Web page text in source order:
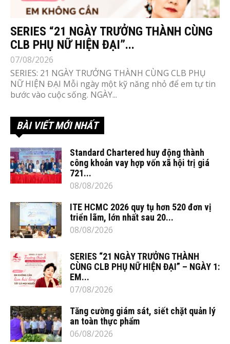
SERIES “21 NGÀY TRƯỞNG THÀNH CÙNG
CLB PHỤ NỮ HIỆN ĐẠI”...
07/08/2026
SERIES: 21 NGÀY TRƯỞNG THÀNH CÙNG CLB PHỤ
NỮ HIỆN ĐẠI Mỗi ngày một kỹ năng nhỏ để em tự tin
bước vào cuộc sống. NGÀY...
BÀI VIẾT MỚI NHẤT
Standard Chartered huy động thành
công khoản vay hợp vốn xã hội trị giá
721...
08/08/2026
ITE HCMC 2026 quy tụ hơn 520 đơn vị
triển lãm, lớn nhất sau 20...
08/08/2026
SERIES “21 NGÀY TRƯỞNG THÀNH
CÙNG CLB PHỤ NỮ HIỆN ĐẠI” – NGÀY 1:
EM...
07/08/2026
Tăng cường giám sát, siết chặt quản lý
an toàn thực phẩm
06/08/2026